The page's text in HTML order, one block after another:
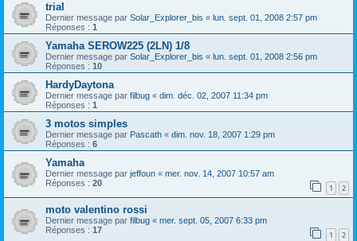
trial
Dernier message par Solar_Explorer_bis « lun. sept. 01, 2008 2:57 pm
Réponses : 1
Yamaha SEROW225 (2LN) 1/8
Dernier message par Solar_Explorer_bis « lun. sept. 01, 2008 2:56 pm
Réponses : 10
HardyDaytona
Dernier message par filbug « dim. déc. 02, 2007 11:34 pm
Réponses : 1
3 motos simples
Dernier message par Pascath « dim. nov. 18, 2007 1:29 pm
Réponses : 6
Yamaha
Dernier message par jeffoun « mer. nov. 14, 2007 10:57 am
Réponses : 20 1 2
moto valentino rossi
Dernier message par filbug « mer. sept. 05, 2007 6:33 pm
Réponses : 17 1 2